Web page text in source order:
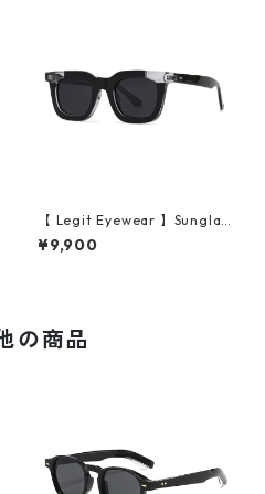
【 Legit Eyewear 】Sunglas
ses Konoe (Black Clear/Gre
y)
¥9,900
の商品